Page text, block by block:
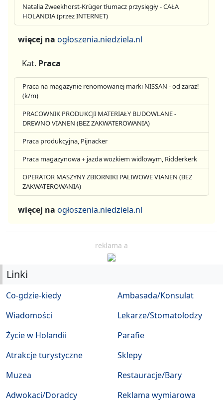
Natalia Zweekhorst-Krüger tłumacz przysięgły - CAŁA
HOLANDIA (przez INTERNET)
więcej na ogłoszenia.niedziela.nl
Kat. Praca
Praca na magazynie renomowanej marki NISSAN - od zaraz!
(k/m)
PRACOWNIK PRODUKCJI MATERIAŁY BUDOWLANE -
DREWNO VIANEN (BEZ ZAKWATEROWANIA)
Praca produkcyjna, Pijnacker
Praca magazynowa + jazda wozkiem widlowym, Ridderkerk
OPERATOR MASZYNY ZBIORNIKI PALIWOWE VIANEN (BEZ
ZAKWATEROWANIA)
więcej na ogłoszenia.niedziela.nl
reklama a
Linki
Co-gdzie-kiedy
Wiadomości
Życie w Holandii
Atrakcje turystyczne
Muzea
Ambasada/Konsulat
Lekarze/Stomatolodzy
Parafie
Sklepy
Restauracje/Bary
Adwokaci/Doradcy
Reklama wymiarowa